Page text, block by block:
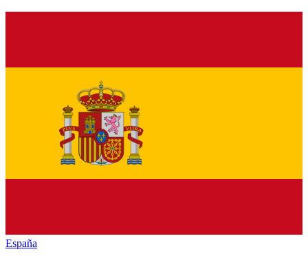
España